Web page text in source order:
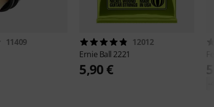
11409
12012
Ernie Ball 2221
5,90 €